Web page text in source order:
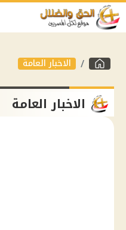
الاخبار العامة
الاخبار العامة